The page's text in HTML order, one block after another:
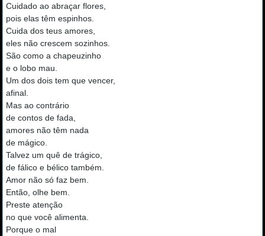
Cuidado ao abraçar flores,
pois elas têm espinhos.
Cuida dos teus amores,
eles não crescem sozinhos.
São como a chapeuzinho
e o lobo mau.
Um dos dois tem que vencer,
afinal.
Mas ao contrário
de contos de fada,
amores não têm nada
de mágico.
Talvez um quê de trágico,
de fálico e bélico também.
Amor não só faz bem.
Então, olhe bem.
Preste atenção
no que você alimenta.
Porque o mal